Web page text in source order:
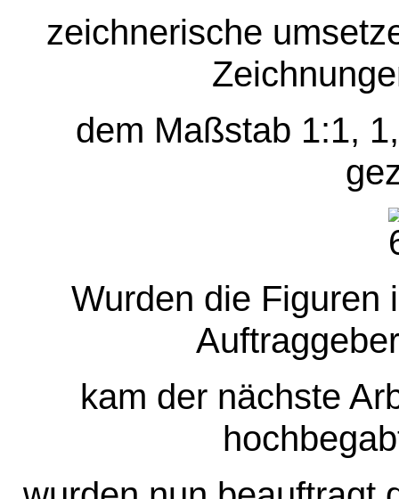
zeichnerische
dem Maßstab 1:1,
Wurden die Figuren
kam der nächste